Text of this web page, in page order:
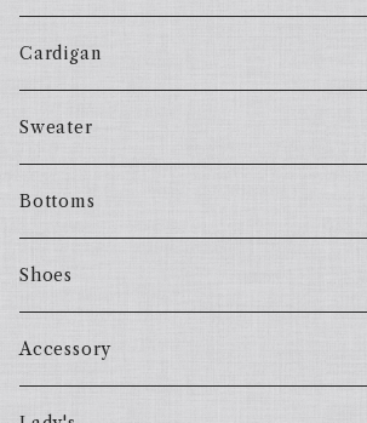
Cardigan
Sweater
Bottoms
Shoes
Accessory